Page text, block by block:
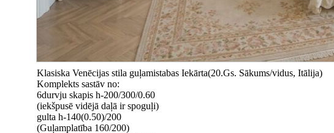
Klasiska Venēcijas stila guļamistabas Iekārta(20.Gs. Sākums/vidus, Itālija)
Komplekts sastāv no:
6durvju skapis h-200/300/0.60
(iekšpusē vidējā daļā ir spoguļi)
gulta h-140(0.50)/200
(Guļamplatība 160/200)